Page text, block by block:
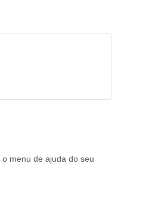
menu de ajuda do seu